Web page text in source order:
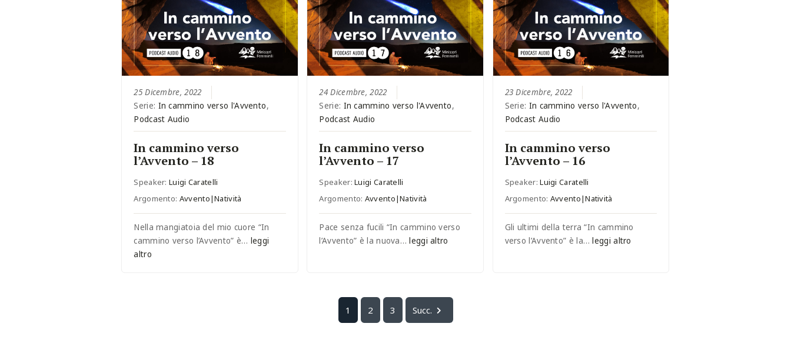
25 Dicembre, 2022
Serie: In cammino verso l'Avvento,
Podcast Audio
In cammino verso
l’Avvento – 18
Speaker:Luigi Caratelli
Argomento: Avvento|Natività
Nella mangiatoia del mio cuore “In
cammino verso l’Avvento” è… leggi
altro
24 Dicembre, 2022
Serie: In cammino verso l'Avvento,
Podcast Audio
In cammino verso
l’Avvento – 17
Speaker:Luigi Caratelli
Argomento: Avvento|Natività
Pace senza fucili “In cammino verso
l’Avvento” è la nuova…leggi altro
23 Dicembre, 2022
Serie: In cammino verso l'Avvento,
Podcast Audio
In cammino verso
l’Avvento – 16
Speaker:Luigi Caratelli
Argomento: Avvento|Natività
Gli ultimi della terra “In cammino
verso l’Avvento” è la…leggi altro
1 2 3 Succ.